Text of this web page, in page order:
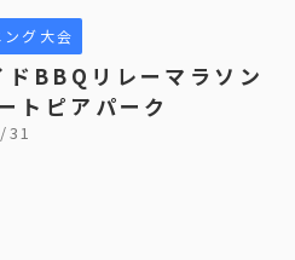
グ大会
ドBBQリレーマラソン
トピアパーク
31